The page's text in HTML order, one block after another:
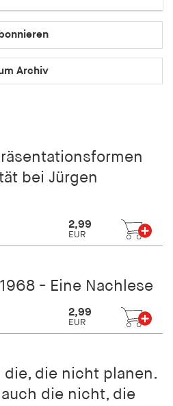
Archiv
bei Jürgen
2,99
EUR
- Eine Nachlese
2,99
EUR
die, die nicht planen.
die nicht, die
des Benutzers
Domäne.